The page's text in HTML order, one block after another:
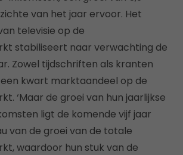
van het jaar ervoor. Het
televisie op de
stabiliseert naar verwachting de
Zowel tijdschriften als kranten
kwart marktaandeel op de
‘Maar de groei van hun jaarlijkse
ligt de komende vijf jaar
van de groei van de totale
waardoor hun stuk van de